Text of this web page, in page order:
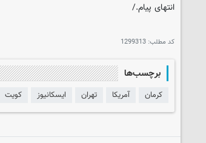
انتهای پیام./
کد مطلب: 1299313
برچسب‌ها
کرمان آمریکا تهران ایسکانیوز کویت